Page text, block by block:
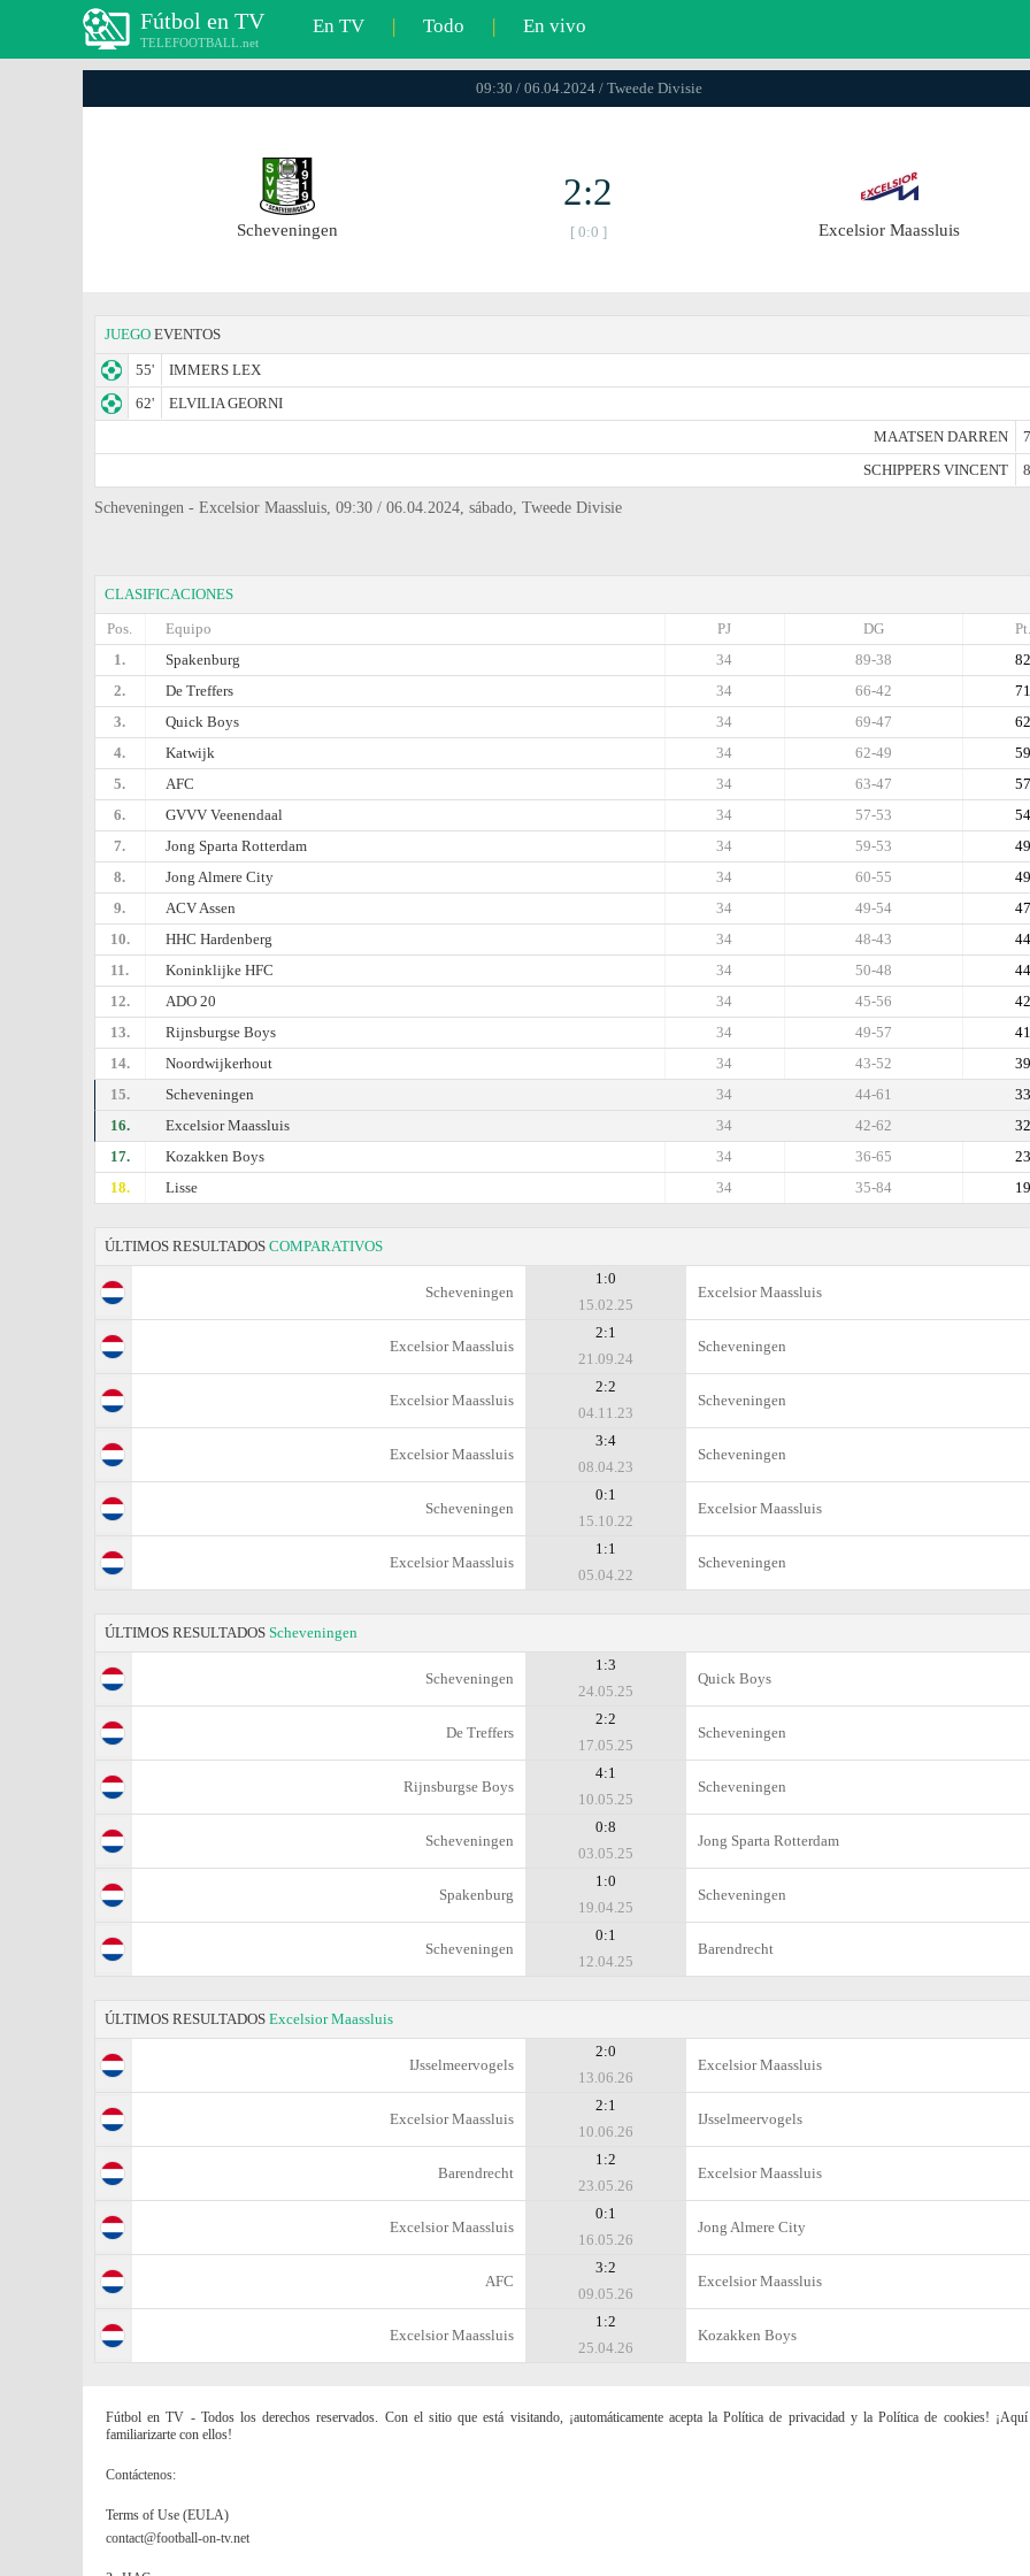
Fútbol en TV
TELEFOOTBALL.net
En TV | Todo | En vivo
09:30 / 06.04.2024 / Tweede Divisie
Scheveningen
2:2
[ 0:0 ] Excelsior Maassluis
JUEGO EVENTOS
55'
IMMERS LEX
62'
ELVILIA GEORNI
MAATSEN DARREN
SCHIPPERS VINCENT
Scheveningen - Excelsior Maassluis, 09:30 / 06.04.2024, sábado, Tweede Divisie
CLASIFICACIONES
Pos.
Equipo Pt.
DG
PJ
1.
Spakenburg 82
89-38
34
2.
De Treffers 71
66-42
34
3.
Quick Boys 62
69-47
34
4.
Katwijk 59
62-49
34
5.
AFC 57
63-47
34
6.
GVVV Veenendaal 54
57-53
34
7.
Jong Sparta Rotterdam 49
59-53
34
8.
Jong Almere City 49
60-55
34
9.
ACV Assen 47
49-54
34
10.
HHC Hardenberg 44
48-43
34
11.
Koninklijke HFC 44
50-48
34
12.
ADO 20 42
45-56
34
13.
Rijnsburgse Boys 41
49-57
34
14.
Noordwijkerhout 39
43-52
34
15.
Scheveningen 33
44-61
34
16.
Excelsior Maassluis 32
42-62
34
17.
Kozakken Boys 23
36-65
34
18.
Lisse 19
35-84
34
ÚLTIMOS RESULTADOS COMPARATIVOS
Scheveningen
1:0
15.02.25
Excelsior Maassluis
Excelsior Maassluis
2:1
21.09.24
Scheveningen
Excelsior Maassluis
2:2
04.11.23
Scheveningen
Excelsior Maassluis
3:4
08.04.23
Scheveningen
Scheveningen
0:1
15.10.22
Excelsior Maassluis
Excelsior Maassluis
1:1
05.04.22
Scheveningen
ÚLTIMOS RESULTADOS Scheveningen
Scheveningen
1:3
24.05.25
Quick Boys
De Treffers
2:2
17.05.25
Scheveningen
Rijnsburgse Boys
4:1
10.05.25
Scheveningen
Scheveningen
0:8
03.05.25
Jong Sparta Rotterdam
Spakenburg
1:0
19.04.25
Scheveningen
Scheveningen
0:1
12.04.25
Barendrecht
ÚLTIMOS RESULTADOS Excelsior Maassluis
IJsselmeervogels
2:0
13.06.26
Excelsior Maassluis
Excelsior Maassluis
2:1
10.06.26
IJsselmeervogels
Barendrecht
1:2
23.05.26
Excelsior Maassluis
Excelsior Maassluis
0:1
16.05.26
Jong Almere City
AFC
3:2
09.05.26
Excelsior Maassluis
Excelsior Maassluis
1:2
25.04.26
Kozakken Boys
Fútbol en TV - Todos los derechos reservados. Con el sitio que está visitando, ¡automáticamente acepta la Política de privacidad y la Política de cookies! ¡Aquí
familiarizarte con ellos!
Contáctenos:
Terms of Use (EULA)
contact@football-on-tv.net